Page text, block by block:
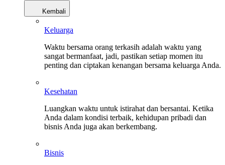
Kembali
Keluarga
Waktu bersama orang terkasih adalah waktu yang
sangat bermanfaat, jadi, pastikan setiap momen itu
penting dan ciptakan kenangan bersama keluarga Anda.
Kesehatan
Luangkan waktu untuk istirahat dan bersantai. Ketika
Anda dalam kondisi terbaik, kehidupan pribadi dan
bisnis Anda juga akan berkembang.
Bisnis